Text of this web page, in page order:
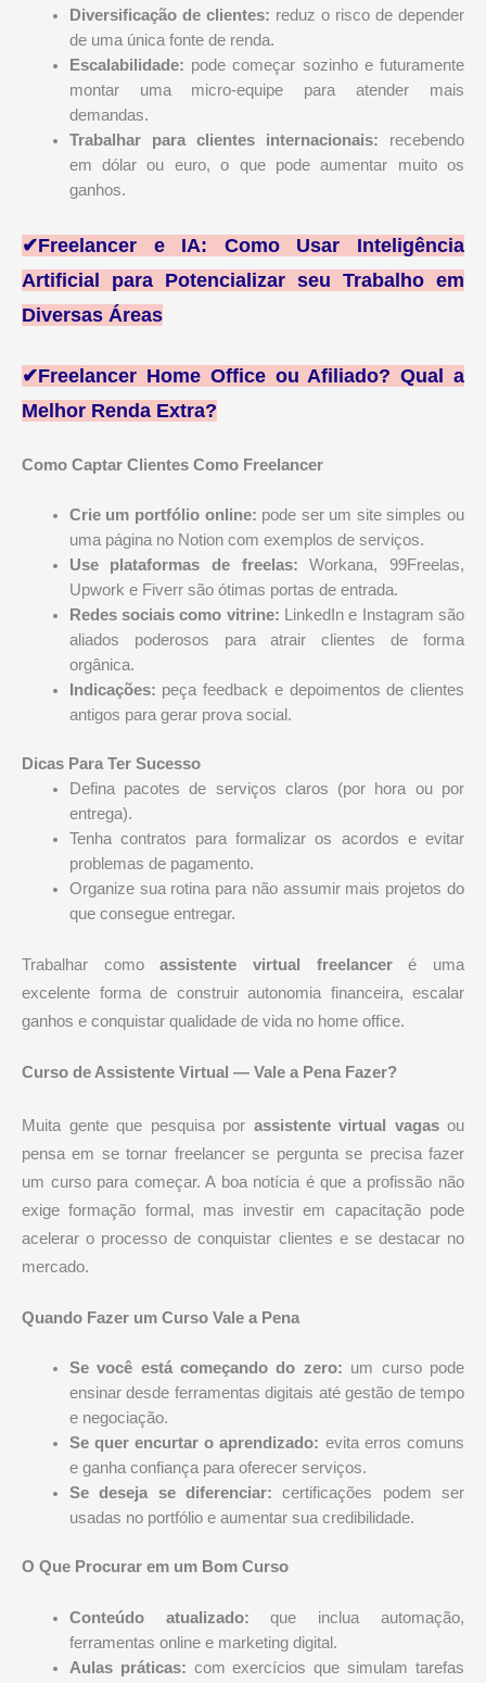
Diversificação de clientes: reduz o risco de depender
de uma única fonte de renda.
Escalabilidade: pode começar sozinho e futuramente
montar uma micro-equipe para atender mais
demandas.
Trabalhar para clientes internacionais: recebendo
em dólar ou euro, o que pode aumentar muito os
ganhos.
✔Freelancer e IA: Como Usar Inteligência
Artificial para Potencializar seu Trabalho em
Diversas Áreas
✔Freelancer Home Office ou Afiliado? Qual a
Melhor Renda Extra?
Como Captar Clientes Como Freelancer
Crie um portfólio online: pode ser um site simples ou
uma página no Notion com exemplos de serviços.
Use plataformas de freelas: Workana, 99Freelas,
Upwork e Fiverr são ótimas portas de entrada.
Redes sociais como vitrine: LinkedIn e Instagram são
aliados poderosos para atrair clientes de forma
orgânica.
Indicações: peça feedback e depoimentos de clientes
antigos para gerar prova social.
Dicas Para Ter Sucesso
Defina pacotes de serviços claros (por hora ou por
entrega).
Tenha contratos para formalizar os acordos e evitar
problemas de pagamento.
Organize sua rotina para não assumir mais projetos do
que consegue entregar.
Trabalhar comoassistente virtual freelanceré uma
excelente forma de construir autonomia financeira, escalar
ganhos e conquistar qualidade de vida no home office.
Curso de Assistente Virtual — Vale a Pena Fazer?
Muita gente que pesquisa por assistente virtual vagasou
pensa em se tornar freelancer se pergunta se precisa fazer
um curso para começar. A boa notícia é que a profissão não
exige formação formal, mas investir em capacitação pode
acelerar o processo de conquistar clientes e se destacar no
mercado.
Quando Fazer um Curso Vale a Pena
Se você está começando do zero: um curso pode
ensinar desde ferramentas digitais até gestão de tempo
e negociação.
Se quer encurtar o aprendizado: evita erros comuns
e ganha confiança para oferecer serviços.
Se deseja se diferenciar: certificações podem ser
usadas no portfólio e aumentar sua credibilidade.
O Que Procurar em um Bom Curso
Conteúdo atualizado: que inclua automação,
ferramentas online e marketing digital.
Aulas práticas: com exercícios que simulam tarefas